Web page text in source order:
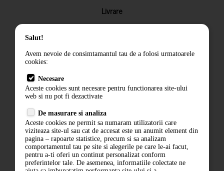
Livrare
Returnarea produselor
Termeni si conditii
Politica de confidentialitate
ANPC
Salut!
Avem nevoie de consimtamantul tau de a folosi urmatoarele
cookies:
Necesare
Aceste cookies sunt necesare pentru functionarea site-ului
web si nu pot fi dezactivate
De masurare si analiza
Aceste cookies ne permit sa numaram utilizatorii care
viziteaza site-ul sau cat de accesat este un anumit element din
pagina – rapoarte statistice, precum si sa analizam
comportamentul tau pe site si alegerile pe care le-ai facut,
pentru a-ti oferi un continut personalizat conform
preferintelor tale. De asemenea, informatiile colectate ne